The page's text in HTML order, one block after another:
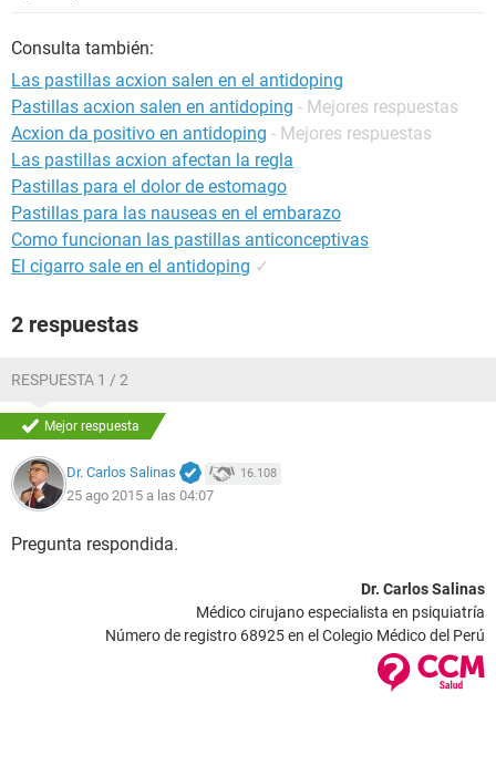
Consulta también:
Las pastillas acxion salen en el antidoping
Pastillas acxion salen en antidoping - Mejores respuestas
Acxion da positivo en antidoping - Mejores respuestas
Las pastillas acxion afectan la regla
Pastillas para el dolor de estomago
Pastillas para las nauseas en el embarazo
Como funcionan las pastillas anticonceptivas
El cigarro sale en el antidoping ✓
2 respuestas
RESPUESTA 1 / 2
Mejor respuesta
Dr. Carlos Salinas 16.108
25 ago 2015 a las 04:07
Pregunta respondida.
Dr. Carlos Salinas
Médico cirujano especialista en psiquiatría
Número de registro 68925 en el Colegio Médico del Perú